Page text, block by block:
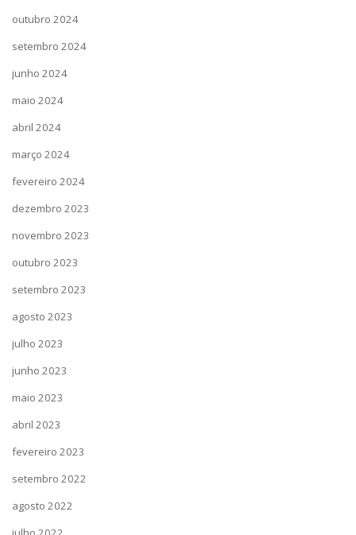
outubro 2024
setembro 2024
junho 2024
maio 2024
abril 2024
março 2024
fevereiro 2024
dezembro 2023
novembro 2023
outubro 2023
setembro 2023
agosto 2023
julho 2023
junho 2023
maio 2023
abril 2023
fevereiro 2023
setembro 2022
agosto 2022